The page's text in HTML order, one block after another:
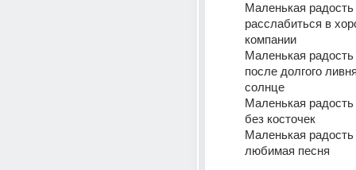
Маленькая радость
расслабиться в
компании
Маленькая радость
после долгого
солнце
Маленькая радость
без косточек
Маленькая радость
любимая песня